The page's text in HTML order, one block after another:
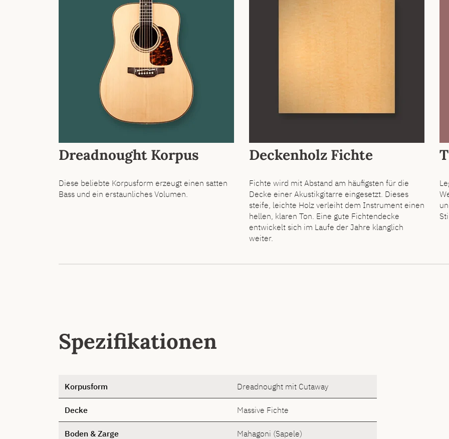
Dreadnought Korpus
Diese beliebte Korpusform erzeugt einen satten
Bass und ein erstaunliches Volumen.
Deckenholz Fichte
Fichte wird mit Abstand am häufigsten für die
Decke einer Akustikgitarre eingesetzt. Dieses
steife, leichte Holz verleiht dem Instrument einen
hellen, klaren Ton. Eine gute Fichtendecke
entwickelt sich im Laufe der Jahre klanglich
weiter.
Spezifikationen
Korpusform Dreadnought mit Cutaway
Decke Massive Fichte
Boden & Zarge Mahagoni (Sapele)